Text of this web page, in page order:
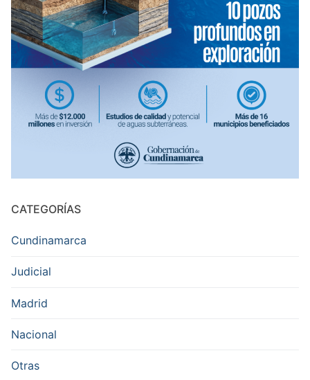
CATEGORÍAS
Cundinamarca
Judicial
Madrid
Nacional
Otras